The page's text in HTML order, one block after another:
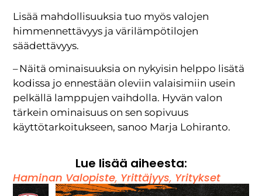
Lisää mahdollisuuksia tuo myös valojen
himmennettävyys ja värilämpötilojen
säädettävyys.
– Näitä ominaisuuksia on nykyisin helppo lisätä
kodissa jo ennestään oleviin valaisimiin usein
pelkällä lamppujen vaihdolla. Hyvän valon
tärkein ominaisuus on sen sopivuus
käyttötarkoitukseen, sanoo Marja Lohiranto.
Lue lisää aiheesta:
Haminan Valopiste, Yrittäjyys, Yritykset